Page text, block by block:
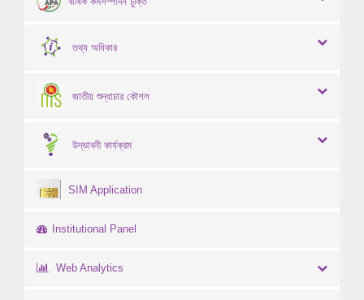
তথ্য অধিকার
জাতীয় শুদ্ধাচার কৌশল
উদ্ভাবনী কার্যক্রম
SIM Application
Institutional Panel
Web Analytics